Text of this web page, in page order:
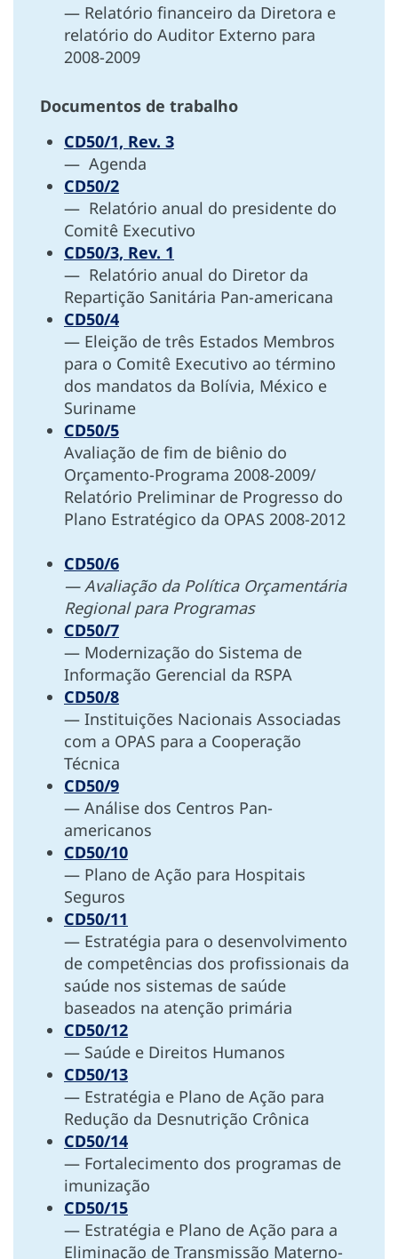
— Relatório financeiro da Diretora e
relatório do Auditor Externo para
2008-2009
Documentos de trabalho
CD50/1, Rev. 3
— Agenda
CD50/2
— Relatório anual do presidente do
Comitê Executivo
CD50/3, Rev. 1
— Relatório anual do Diretor da
Repartição Sanitária Pan-americana
CD50/4
— Eleição de três Estados Membros
para o Comitê Executivo ao término
dos mandatos da Bolívia, México e
Suriname
CD50/5
Avaliação de fim de biênio do
Orçamento-Programa 2008-2009/
Relatório Preliminar de Progresso do
Plano Estratégico da OPAS 2008-2012
CD50/6
— Avaliação da Política Orçamentária
Regional para Programas
CD50/7
— Modernização do Sistema de
Informação Gerencial da RSPA
CD50/8
— Instituições Nacionais Associadas
com a OPAS para a Cooperação
Técnica
CD50/9
— Análise dos Centros Pan-
americanos
CD50/10
— Plano de Ação para Hospitais
Seguros
CD50/11
— Estratégia para o desenvolvimento
de competências dos profissionais da
saúde nos sistemas de saúde
baseados na atenção primária
CD50/12
— Saúde e Direitos Humanos
CD50/13
— Estratégia e Plano de Ação para
Redução da Desnutrição Crônica
CD50/14
— Fortalecimento dos programas de
imunização
CD50/15
— Estratégia e Plano de Ação para a
Eliminação de Transmissão Materno-